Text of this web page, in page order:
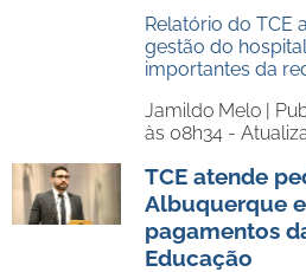
Relatório do TCE
gestão do
importantes da
Jamildo Melo |
às 08h34 -
TCE atende
Albuquerque
pagamentos
Educação